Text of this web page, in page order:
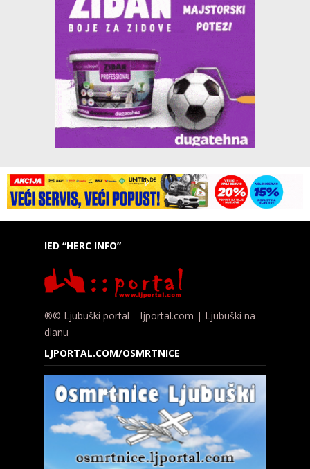
IED “HERC INFO”
®© Ljubuški portal – ljportal.com | Ljubuški na
dlanu
LJPORTAL.COM/OSMRTNICE